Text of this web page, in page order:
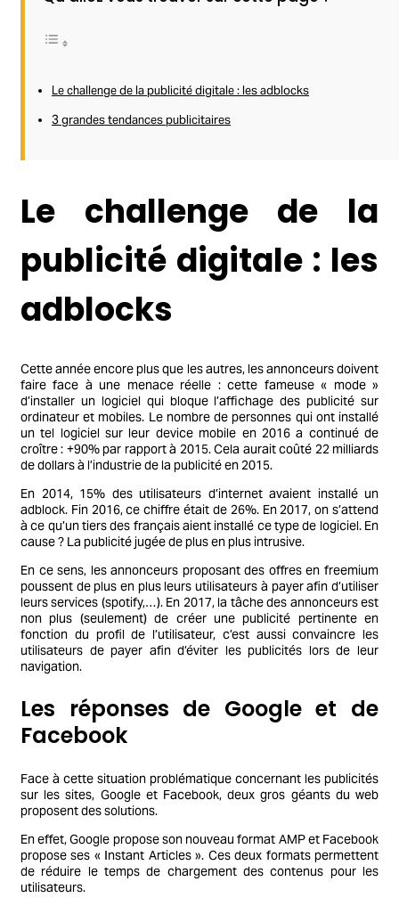
Le challenge de la publicité digitale : les adblocks
3 grandes tendances publicitaires
Le challenge de la
publicité digitale : les
adblocks
Cette année encore plus que les autres, les annonceurs doivent
faire face à une menace réelle : cette fameuse « mode »
d’installer un logiciel qui bloque l’affichage des publicité sur
ordinateur et mobiles. Le nombre de personnes qui ont installé
un tel logiciel sur leur device mobile en 2016 a continué de
croître : +90% par rapport à 2015. Cela aurait coûté 22 milliards
de dollars à l’industrie de la publicité en 2015.
En 2014, 15% des utilisateurs d’internet avaient installé un
adblock. Fin 2016, ce chiffre était de 26%. En 2017, on s’attend
à ce qu’un tiers des français aient installé ce type de logiciel. En
cause ? La publicité jugée de plus en plus intrusive.
En ce sens, les annonceurs proposant des offres en freemium
poussent de plus en plus leurs utilisateurs à payer afin d’utiliser
leurs services (spotify,…). En 2017, la tâche des annonceurs est
non plus (seulement) de créer une publicité pertinente en
fonction du profil de l’utilisateur, c’est aussi convaincre les
utilisateurs de payer afin d’éviter les publicités lors de leur
navigation.
Les réponses de Google et de
Facebook
Face à cette situation problématique concernant les publicités
sur les sites, Google et Facebook, deux gros géants du web
proposent des solutions.
En effet, Google propose son nouveau format AMP et Facebook
propose ses « Instant Articles ». Ces deux formats permettent
de réduire le temps de chargement des contenus pour les
utilisateurs.